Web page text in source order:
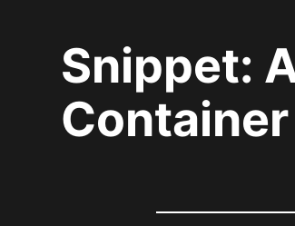
Snippet: